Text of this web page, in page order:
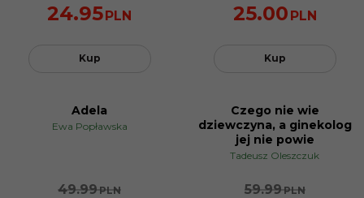
24.95PLN
Kup
25.00 PLN
Kup
Adela
Ewa Popławska
49.99PLN
BESTSELLER
PROMOCJA
Czego nie wie
dziewczyna, a ginekolog
jej nie powie
Tadeusz Oleszczuk
59.99PLN